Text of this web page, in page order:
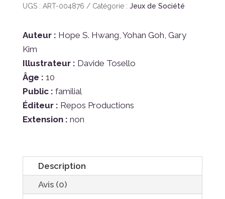
UGS : ART-004876 Catégorie : Jeux de Société
Auteur : Hope S. Hwang, Yohan Goh, Gary
Kim
Illustrateur : Davide Tosello
Âge : 10
Public : familial
Éditeur : Repos Productions
Extension : non
Description
Avis (0)